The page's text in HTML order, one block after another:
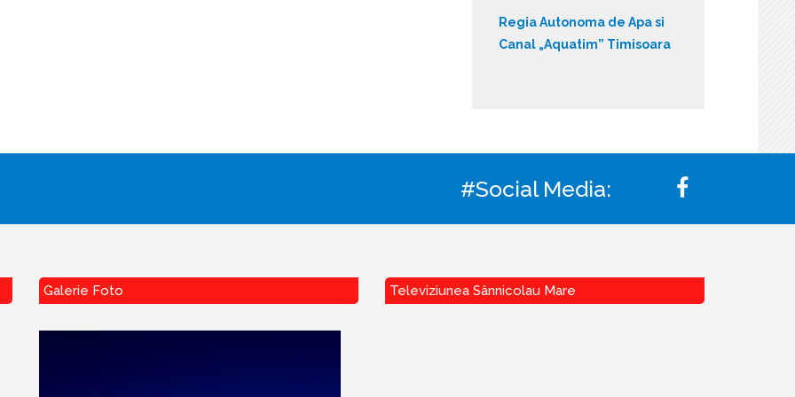
Regia Autonoma de Apa si
Canal „Aquatim” Timisoara
#Social Media:
Galerie Foto Televiziunea Sânnicolau Mare